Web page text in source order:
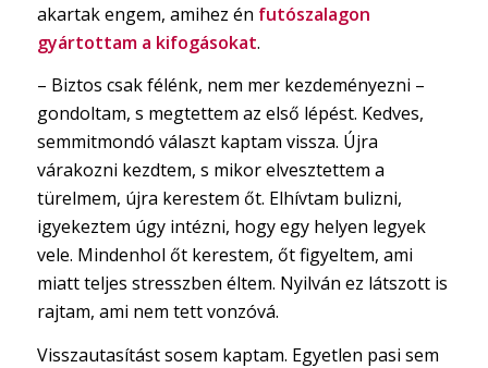
akartak engem, amihez én futószalagon
gyártottam a kifogásokat.
– Biztos csak félénk, nem mer kezdeményezni –
gondoltam, s megtettem az első lépést. Kedves,
semmitmondó választ kaptam vissza. Újra
várakozni kezdtem, s mikor elvesztettem a
türelmem, újra kerestem őt. Elhívtam bulizni,
igyekeztem úgy intézni, hogy egy helyen legyek
vele. Mindenhol őt kerestem, őt figyeltem, ami
miatt teljes stresszben éltem. Nyilván ez látszott is
rajtam, ami nem tett vonzóvá.
Visszautasítást sosem kaptam. Egyetlen pasi sem